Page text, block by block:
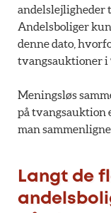
andelslejligheder
Andelsboliger
denne dato,
tvangsauktioner i
Meningsløs
på
man
Langt de